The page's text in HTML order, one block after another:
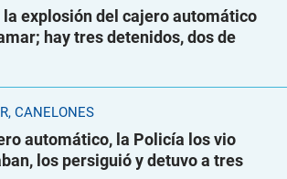
explosión del cajero automático
hay tres detenidos, dos de
CANELONES
automático, la Policía los vio
los persiguió y detuvo a tres